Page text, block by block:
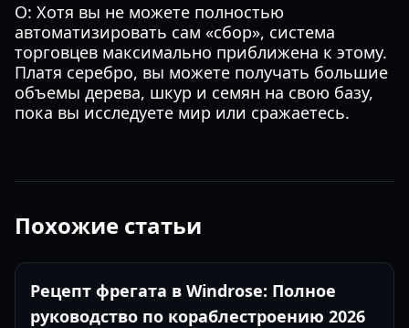
О: Хотя вы не можете полностью
автоматизировать сам «сбор», система
торговцев максимально приближена к этому.
Платя серебро, вы можете получать большие
объемы дерева, шкур и семян на свою базу,
пока вы исследуете мир или сражаетесь.
Похожие статьи
Рецепт фрегата в Windrose: Полное
руководство по кораблестроению 2026